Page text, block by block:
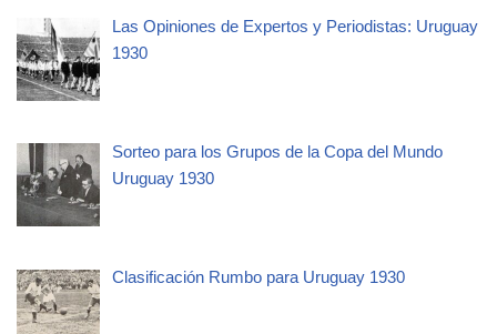
Las Opiniones de Expertos y Periodistas: Uruguay
1930
Sorteo para los Grupos de la Copa del Mundo
Uruguay 1930
Clasificación Rumbo para Uruguay 1930